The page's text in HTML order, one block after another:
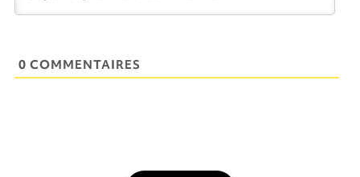
0 COMMENTAIRES